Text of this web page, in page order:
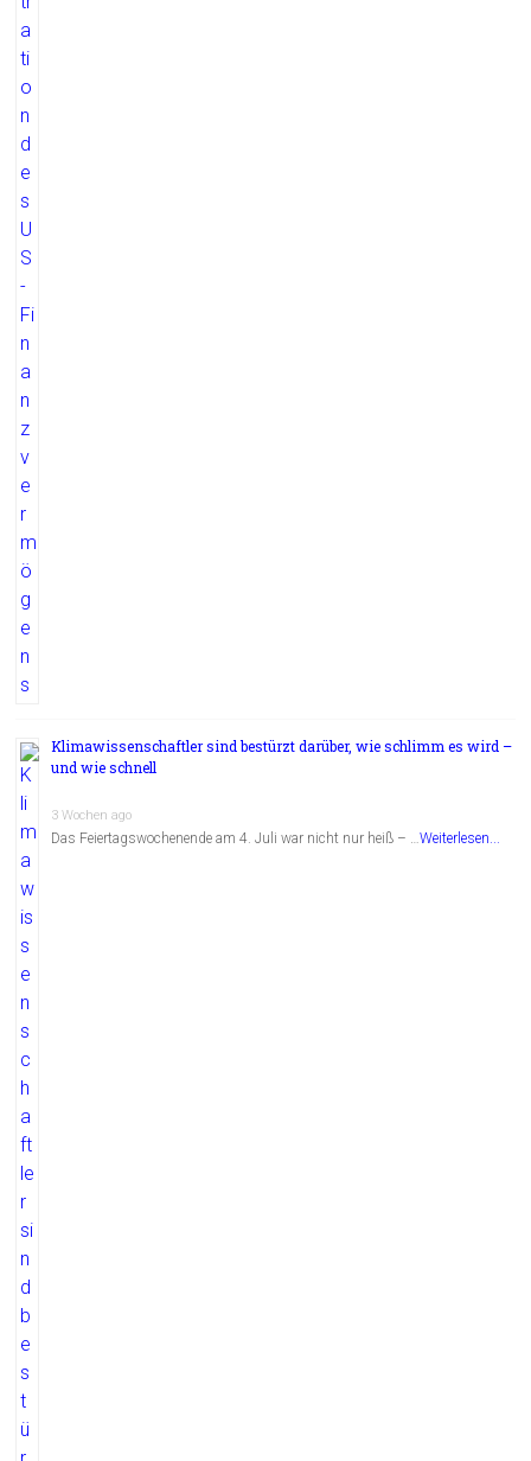
Klimawissenschaftler sind bestürzt darüber, wie schlimm es wird –
und wie schnell
3 Wochen ago
Das Feiertagswochenende am 4. Juli war nicht nur heiß – …Weiterlesen...